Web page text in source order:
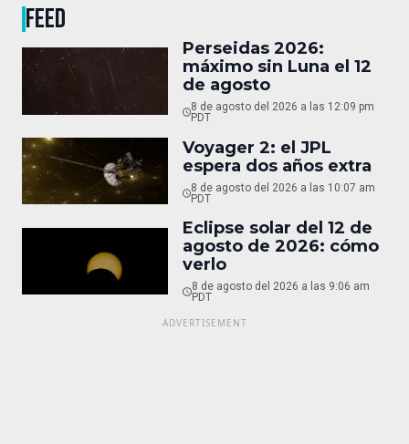
FEED
Perseidas 2026:
máximo sin Luna el 12
de agosto
8 de agosto del 2026 a las 12:09 pm
PDT
Voyager 2: el JPL
espera dos años extra
8 de agosto del 2026 a las 10:07 am
PDT
Eclipse solar del 12 de
agosto de 2026: cómo
verlo
8 de agosto del 2026 a las 9:06 am
PDT